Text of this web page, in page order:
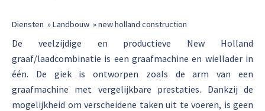
Diensten »Landbouw »new holland construction
De veelzijdige en productieve New Holland
graaf/laadcombinatie is een graafmachine en wiellader in
één. De giek is ontworpen zoals de arm van een
graafmachine met vergelijkbare prestaties. Dankzij de
mogelijkheid om verscheidene taken uit te voeren, is geen